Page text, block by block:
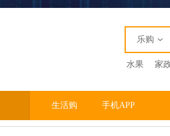
乐购
水果 家
生活购 手机APP